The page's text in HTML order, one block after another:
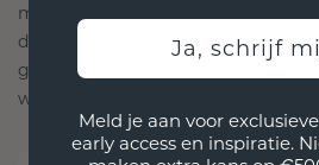
met elk stuk ontworpen om de
doorstaan. Het wordt jouw
gekoesterde momenten,
worden gedragen en
Ja, schrijf
Meld je aan voor
early access en inspiratie.